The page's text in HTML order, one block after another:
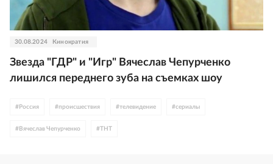
30.08.2024 Кинократия
Звезда "ГДР" и "Игр" Вячеслав Чепурченко
лишился переднего зуба на съемках шоу
# Россия #происшествия #телевидение #сериалы
# Вячеслав Чепурченко #ТНТ